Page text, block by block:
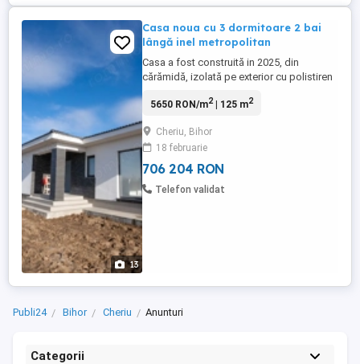
13
Casa noua cu 3 dormitoare 2 bai
lângă inel metropolitan
Casa a fost construită in 2025, din
cărămidă, izolată pe exterior cu polistiren
din țiglă, geamuri tripan. Încălzirea se face
acces si gard. Este compusă din: 3
dormitoare, 2 bai, debara, camera tehnica,
terasa acoperita, ...
5650 RON/m2| 125 m2
Cheriu, Bihor
18 februarie
706 204 RON
Telefon validat
Publi24 Bihor Cheriu Anunturi
Categorii